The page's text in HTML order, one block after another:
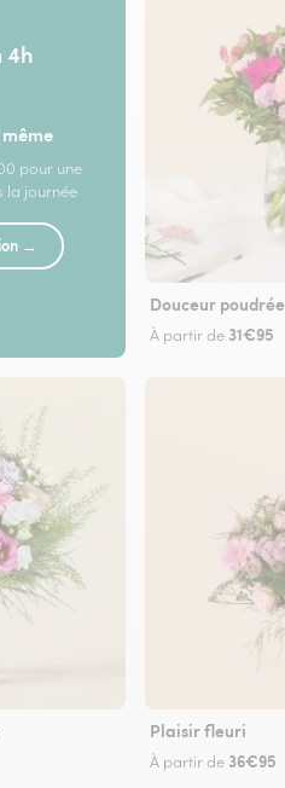
4h
pour une
la journée
→
Douceur poudrée
À partir de 31€95
Plaisir fleuri
À partir de 36€95